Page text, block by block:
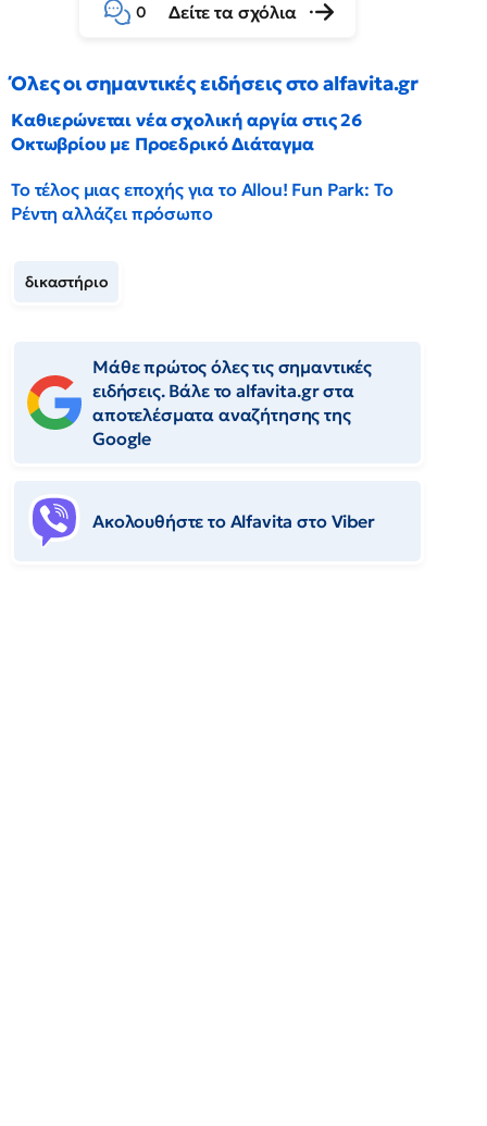
0 Δείτε τα σχόλια
Όλες οι σημαντικές ειδήσεις στο alfavita.gr
Καθιερώνεται νέα σχολική αργία στις 26
Οκτωβρίου με Προεδρικό Διάταγμα
Το τέλος μιας εποχής για το Allou! Fun Park: Το
Ρέντη αλλάζει πρόσωπο
δικαστήριο
Μάθε πρώτος όλες τις σημαντικές
ειδήσεις. Βάλε το alfavita.gr στα
αποτελέσματα αναζήτησης της
Google
Ακολουθήστε το Αlfavita στο Viber